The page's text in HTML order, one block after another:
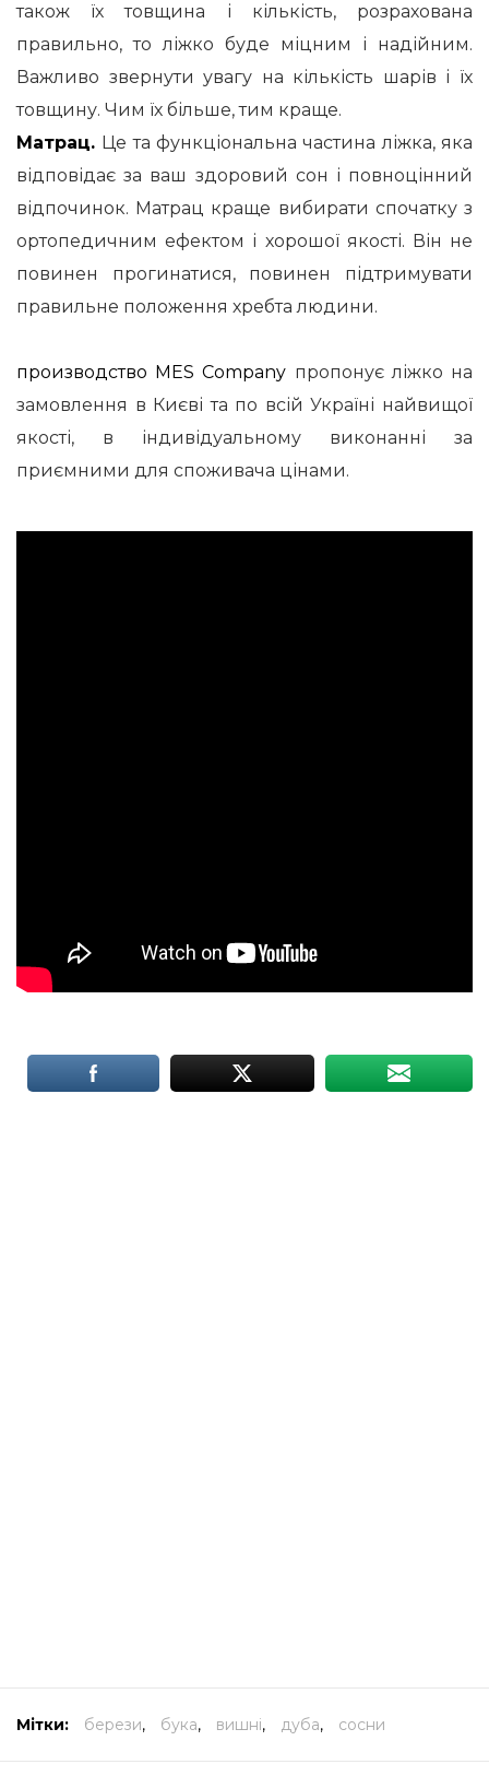
також їх товщина і кількість, розрахована
правильно, то ліжко буде міцним і надійним.
Важливо звернути увагу на кількість шарів і їх
товщину. Чим їх більше, тим краще.
Матрац. Це та функціональна частина ліжка, яка
відповідає за ваш здоровий сон і повноцінний
відпочинок. Матрац краще вибирати спочатку з
ортопедичним ефектом і хорошої якості. Він не
повинен прогинатися, повинен підтримувати
правильне положення хребта людини.
производство MES Company пропонує ліжко на
замовлення в Києві та по всій Україні найвищої
якості, в індивідуальному виконанні за
приємними для споживача цінами.
Мітки: берези, бука, вишні, дуба, сосни